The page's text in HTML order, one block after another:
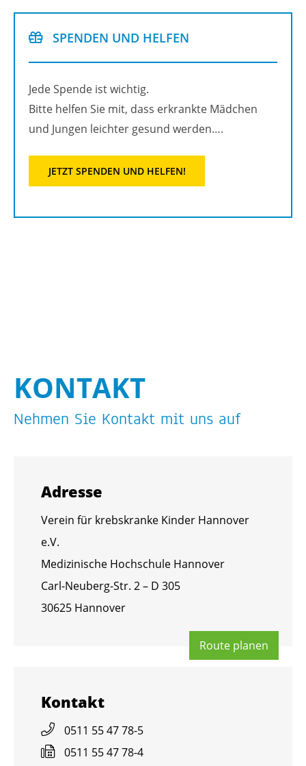
SPEN­DEN UND HEL­FEN
Jede Spen­de ist wich­tig.
Bitte hel­fen Sie mit, dass er­krank­te Mäd­chen
und Jun­gen leich­ter ge­sund wer­den….
JETZT SPEN­DEN UND HEL­FEN!
KON­TAKT
Neh­men Sie Kon­takt mit uns auf
Adres­se
Ver­ein für krebs­kran­ke Kin­der Han­no­ver
e.V.
Me­di­zi­ni­sche Hoch­schu­le Han­no­ver
Carl-Neu­berg-Str. 2 – D 305
30625 Han­no­ver
Route pla­nen
Kon­takt
0511 55 47 78-5
0511 55 47 78-4